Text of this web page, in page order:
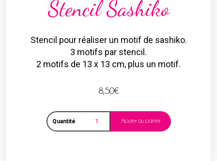
Stencil Sashiko
Stencil pour réaliser un motif de sashiko.
3 motifs par stencil.
2 motifs de 13 x 13 cm, plus un motif.
8,50€
Quantité Ajouter au panier